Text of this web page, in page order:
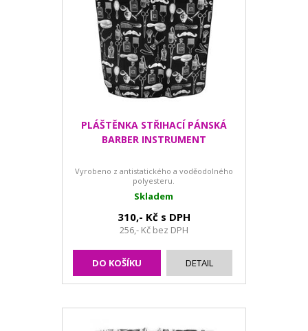
PLÁŠTĚNKA STŘIHACÍ PÁNSKÁ
BARBER INSTRUMENT
Vyrobeno z antistatického a voděodolného
polyesteru.
Skladem
310,- Kč s DPH
256,- Kč bez DPH
DO KOŠÍKU DETAIL